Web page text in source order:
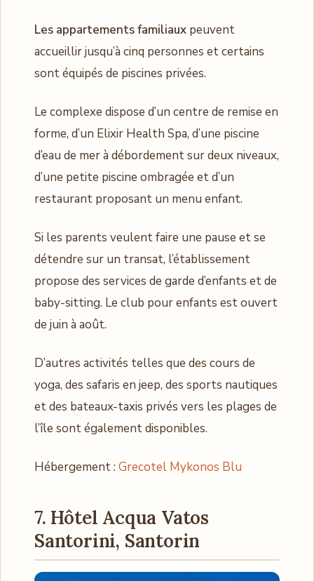
Les appartements familiaux peuvent
accueillir jusqu’à cinq personnes et certains
sont équipés de piscines privées.
Le complexe dispose d’un centre de remise en
forme, d’un Elixir Health Spa, d’une piscine
d’eau de mer à débordement sur deux niveaux,
d’une petite piscine ombragée et d’un
restaurant proposant un menu enfant.
Si les parents veulent faire une pause et se
détendre sur un transat, l’établissement
propose des services de garde d’enfants et de
baby-sitting. Le club pour enfants est ouvert
de juin à août.
D’autres activités telles que des cours de
yoga, des safaris en jeep, des sports nautiques
et des bateaux-taxis privés vers les plages de
l’île sont également disponibles.
Hébergement :Grecotel Mykonos Blu
7. Hôtel Acqua Vatos
Santorini, Santorin